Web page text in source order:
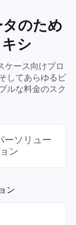
のため
シ
ケース向けプロ
してあらゆるビ
ルな料金のスク
ーソリュー
ン
ン